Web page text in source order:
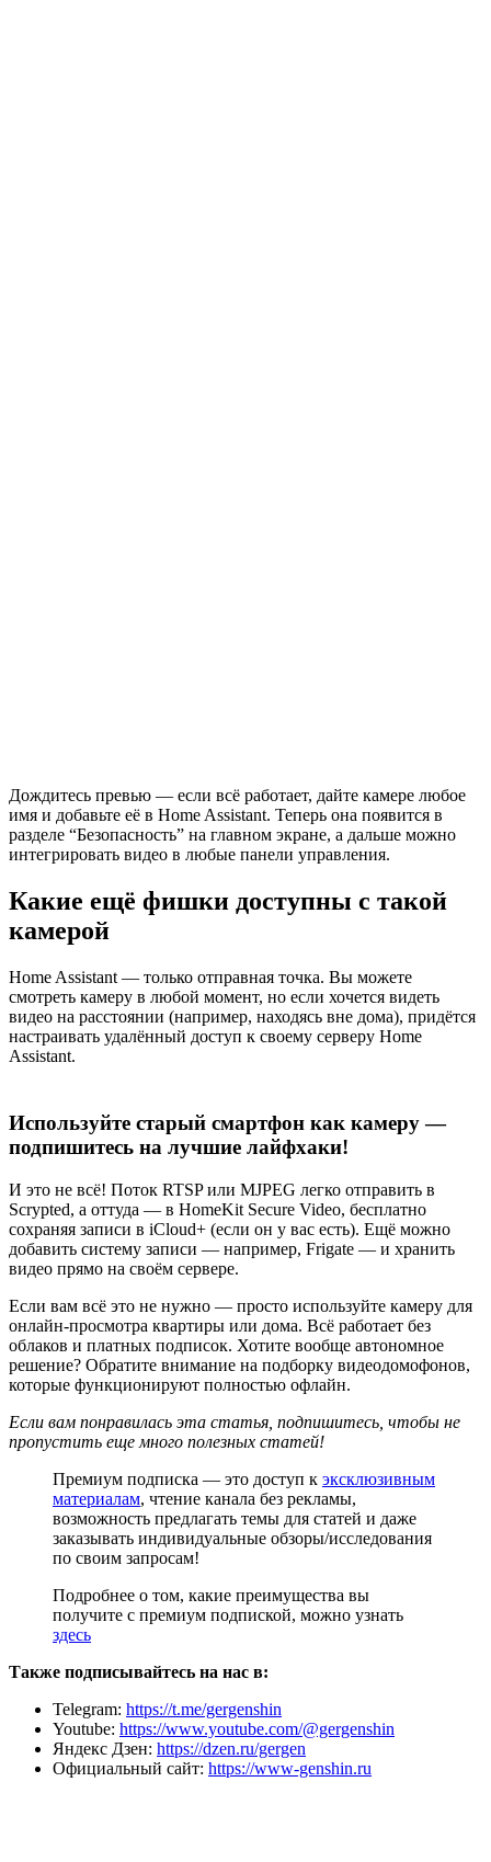
Дождитесь превью — если всё работает, дайте камере любое
имя и добавьте её в Home Assistant. Теперь она появится в
разделе “Безопасность” на главном экране, а дальше можно
интегрировать видео в любые панели управления.
Какие ещё фишки доступны с такой
камерой
Home Assistant — только отправная точка. Вы можете
смотреть камеру в любой момент, но если хочется видеть
видео на расстоянии (например, находясь вне дома), придётся
настраивать удалённый доступ к своему серверу Home
Assistant.
Используйте старый смартфон как камеру —
подпишитесь на лучшие лайфхаки!
И это не всё! Поток RTSP или MJPEG легко отправить в
Scrypted, а оттуда — в HomeKit Secure Video, бесплатно
сохраняя записи в iCloud+ (если он у вас есть). Ещё можно
добавить систему записи — например, Frigate — и хранить
видео прямо на своём сервере.
Если вам всё это не нужно — просто используйте камеру для
онлайн-просмотра квартиры или дома. Всё работает без
облаков и платных подписок. Хотите вообще автономное
решение? Обратите внимание на подборку видеодомофонов,
которые функционируют полностью офлайн.
Если вам понравилась эта статья, подпишитесь, чтобы не
пропустить еще много полезных статей!
Премиум подписка — это доступ к эксклюзивным
материалам, чтение канала без рекламы,
возможность предлагать темы для статей и даже
заказывать индивидуальные обзоры/исследования
по своим запросам!
Подробнее о том, какие преимущества вы
получите с премиум подпиской, можно узнать
здесь
Также подписывайтесь на нас в:
Telegram: https://t.me/gergenshin
Youtube: https://www.youtube.com/@gergenshin
Яндекс Дзен: https://dzen.ru/gergen
Официальный сайт: https://www-genshin.ru